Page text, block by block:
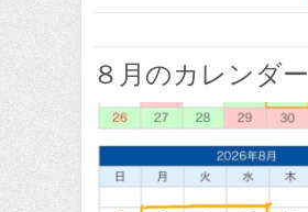
８月のカレンダー